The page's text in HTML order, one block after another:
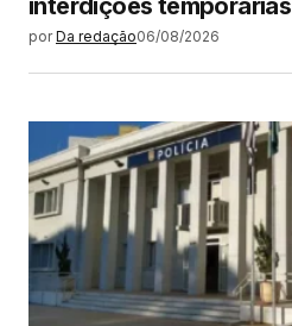
por Da redação06/08/2026